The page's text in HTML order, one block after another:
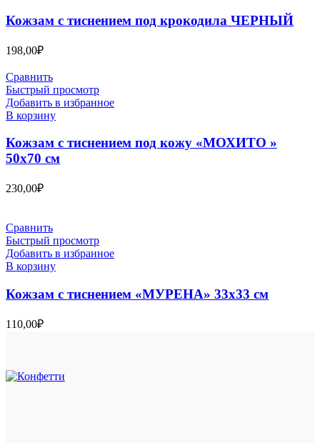
Кожзам с тиснением под крокодила ЧЕРНЫЙ
198,00₽
Сравнить
Быстрый просмотр
Добавить в избранное
В корзину
Кожзам с тиснением под кожу «МОХИТО »
50х70 см
230,00₽
Сравнить
Быстрый просмотр
Добавить в избранное
В корзину
Кожзам с тиснением «МУРЕНА» 33х33 см
110,00₽